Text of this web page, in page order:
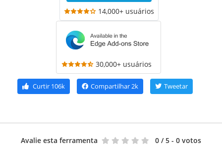
14,000+ usuários
30,000+ usuários
Curtir 106k Compartilhar2k Tweetar
Avalie esta ferramenta 0 / 5 - 0 votos